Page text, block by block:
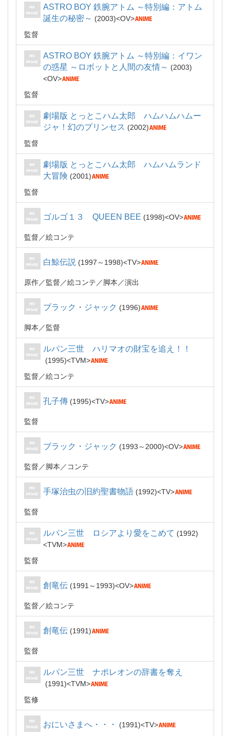
ASTRO BOY 鉄腕アトム ～特別編：アトム
誕生の秘密～
2003
OV
監督
ASTRO BOY 鉄腕アトム ～特別編：イワン
の惑星 ～ロボットと人間の友情～
2003
OV
監督
劇場版 とっとこハム太郎 ハムハムハムー
ジャ！幻のプリンセス
2002
監督
劇場版 とっとこハム太郎 ハムハムランド
大冒険
2001
監督
ゴルゴ１３ QUEEN BEE 1998 OV
監督 絵コンテ
白鯨伝説 1997～1998 TV
原作 監督 絵コンテ 脚本 演出
ブラック・ジャック 1996
脚本 監督
ルパン三世 ハリマオの財宝を追え！！
1995
TVM
監督
絵コンテ
孔子傳 1995 TV
監督
ブラック・ジャック 1993～2000 OV
監督 脚本 コンテ
手塚治虫の旧約聖書物語 1992 TV
監督
ルパン三世 ロシアより愛をこめて
1992
TVM
監督
創竜伝 1991～1993 OV
監督 絵コンテ
創竜伝 1991
監督
ルパン三世 ナポレオンの辞書を奪え
1991
TVM
監修
おにいさまへ・・・ 1991 TV